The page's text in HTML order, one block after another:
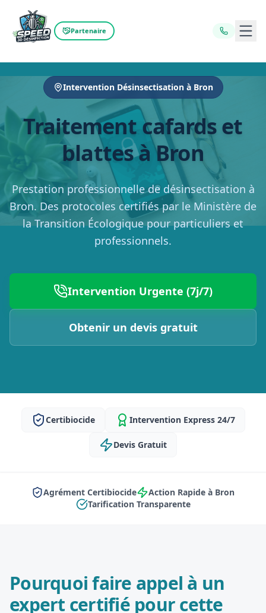
Partenaire
Intervention Désinsectisation à Bron
Traitement cafards et
blattes à Bron
Prestation professionnelle de désinsectisation à
Bron. Des protocoles certifiés par le Ministère de
la Transition Écologique pour particuliers et
professionnels.
Intervention Urgente (7j/7)
Obtenir un devis gratuit
Certibiocide Intervention Express 24/7
Devis Gratuit
Agrément Certibiocide
Action Rapide à Bron
Tarification Transparente
Pourquoi faire appel à un
expert certifié pour cette